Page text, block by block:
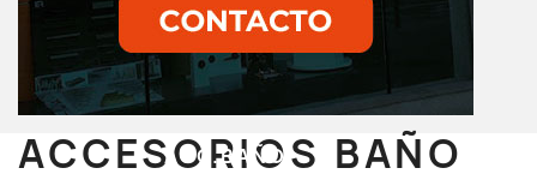
ACCESORIOS BAÑO
ACC.BAÑO